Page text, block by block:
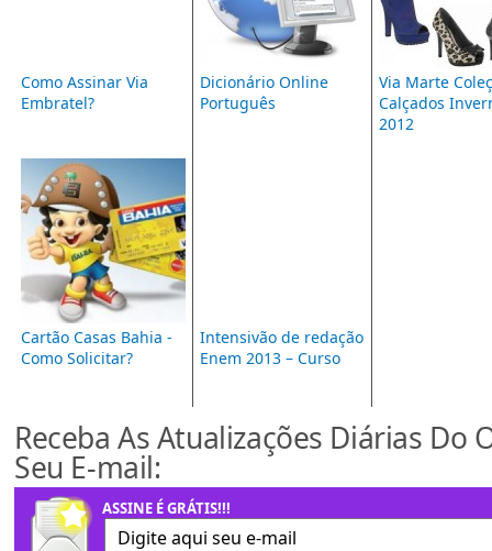
Como Assinar Via
Embratel?
Dicionário Online
Português
Via Marte
Calçados
2012
Cartão Casas Bahia -
Como Solicitar?
Intensivão de redação
Enem 2013 – Curso
Receba As Atualizações Diárias Do
Seu E-mail:
ASSINE É GRÁTIS!!!